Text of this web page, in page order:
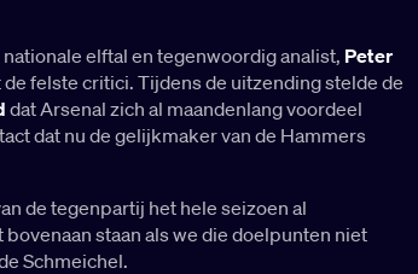
elftal en tegenwoordig analist, Peter
felste critici. Tijdens de uitzending stelde de
dat Arsenal zich al maandenlang voordeel
dat nu de gelijkmaker van de Hammers
de tegenpartij het hele seizoen al
staan als we die doelpunten niet
Schmeichel.